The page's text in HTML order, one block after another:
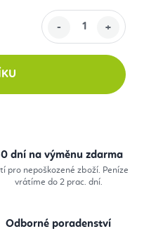
dní na výměnu zdarma
pro nepoškozené zboží. Peníze
vrátíme do 2 prac. dní.
Odborné poradenství